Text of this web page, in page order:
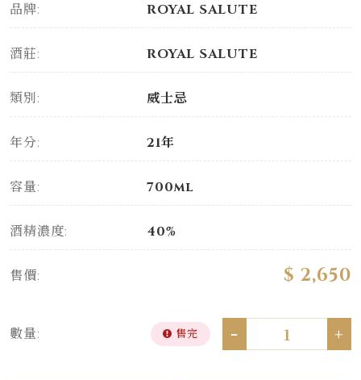
品牌: ROYAL SALUTE
酒莊: ROYAL SALUTE
類別: 威士忌
年分: 21年
容量: 700ml
酒精濃度: 40%
售價: $ 2,650
數量: 售完 - +